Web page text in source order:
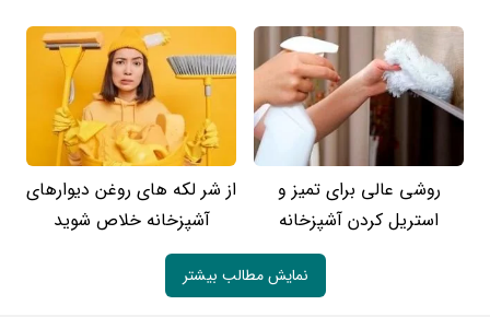
روشی عالی برای تمیز و
استریل کردن آشپزخانه
از شر لکه های روغن دیوارهای
آشپزخانه خلاص شوید
نمایش مطالب بیشتر